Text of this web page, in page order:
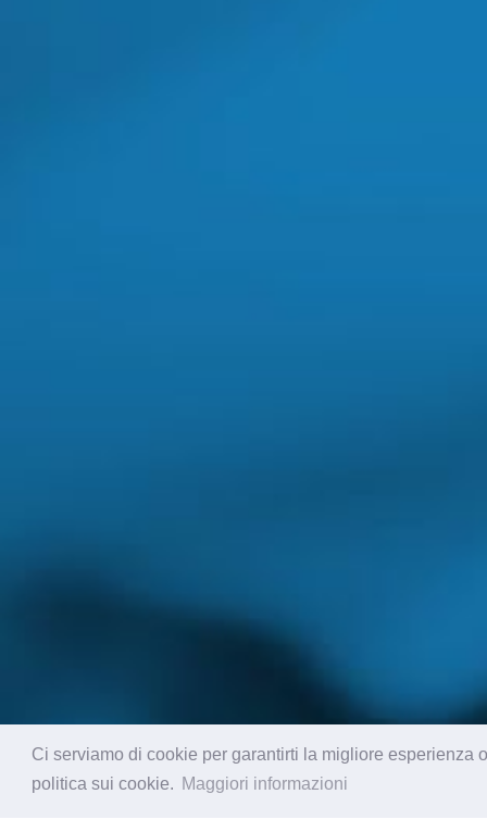
Ci serviamo di cookie per garantirti la migliore
politica sui cookie. Maggiori informazioni